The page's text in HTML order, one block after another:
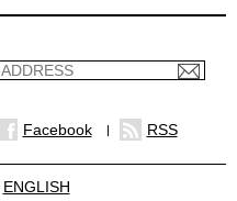
Facebook RSS
ENGLISH